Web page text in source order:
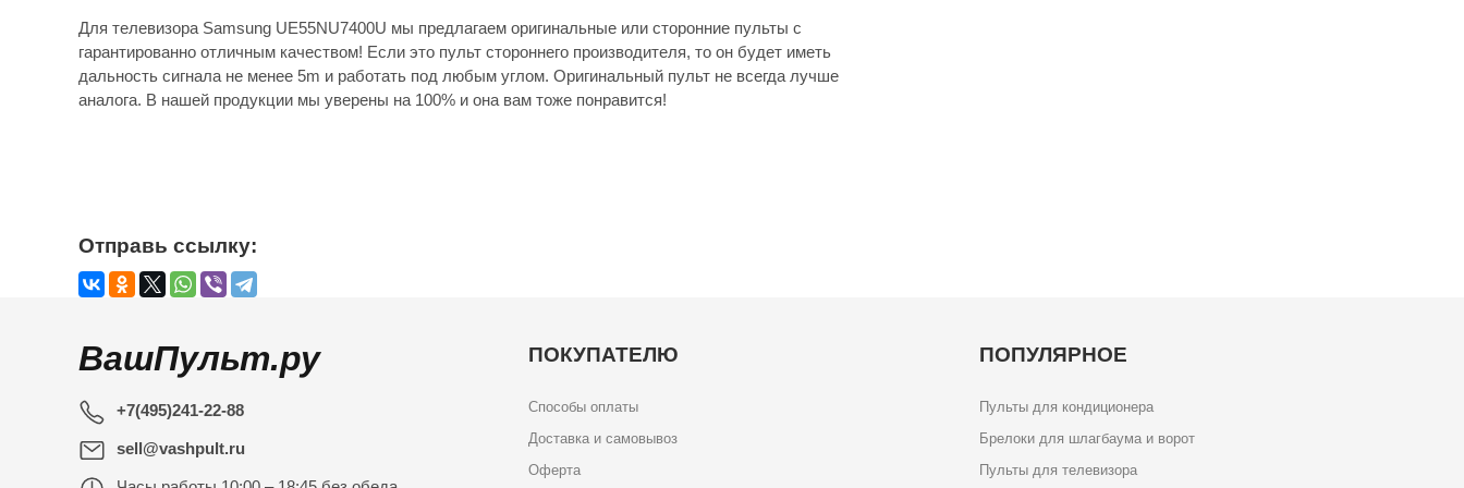
Для телевизора Samsung UE55NU7400U мы предлагаем оригинальные или сторонние пульты с
гарантированно отличным качеством! Если это пульт стороннего производителя, то он будет иметь
дальность сигнала не менее 5m и работать под любым углом. Оригинальный пульт не всегда лучше
аналога. В нашей продукции мы уверены на 100% и она вам тоже понравится!
Отправь ссылку:
ВашПульт.ру
+7(495)241-22-88
sell@vashpult.ru
ПОКУПАТЕЛЮ
Способы оплаты
Доставка и самовывоз
Оферта
ПОПУЛЯРНОЕ
Пульты для кондиционера
Брелоки для шлагбаума и ворот
Пульты для телевизора